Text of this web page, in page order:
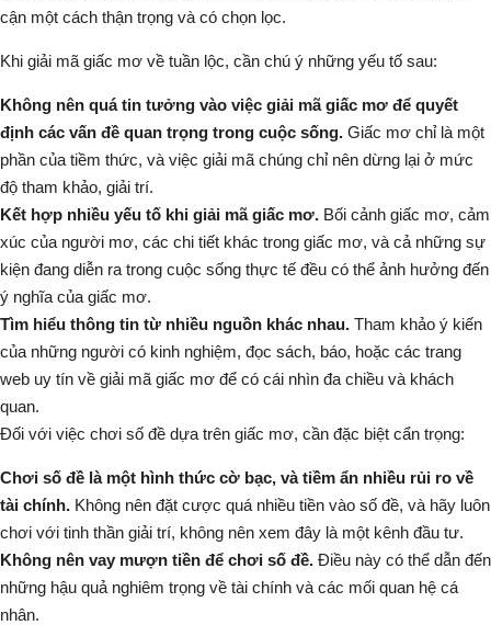
cận một cách thận trọng và có chọn lọc.
Khi giải mã giấc mơ về tuần lộc, cần chú ý những yếu tố sau:
Không nên quá tin tưởng vào việc giải mã giấc mơ để quyết
định các vấn đề quan trọng trong cuộc sống. Giấc mơ chỉ là một
phần của tiềm thức, và việc giải mã chúng chỉ nên dừng lại ở mức
độ tham khảo, giải trí.
Kết hợp nhiều yếu tố khi giải mã giấc mơ. Bối cảnh giấc mơ, cảm
xúc của người mơ, các chi tiết khác trong giấc mơ, và cả những sự
kiện đang diễn ra trong cuộc sống thực tế đều có thể ảnh hưởng đến
ý nghĩa của giấc mơ.
Tìm hiểu thông tin từ nhiều nguồn khác nhau. Tham khảo ý kiến
của những người có kinh nghiệm, đọc sách, báo, hoặc các trang
web uy tín về giải mã giấc mơ để có cái nhìn đa chiều và khách
quan.
Đối với việc chơi số đề dựa trên giấc mơ, cần đặc biệt cẩn trọng:
Chơi số đề là một hình thức cờ bạc, và tiềm ẩn nhiều rủi ro về
tài chính. Không nên đặt cược quá nhiều tiền vào số đề, và hãy luôn
chơi với tinh thần giải trí, không nên xem đây là một kênh đầu tư.
Không nên vay mượn tiền để chơi số đề. Điều này có thể dẫn đến
những hậu quả nghiêm trọng về tài chính và các mối quan hệ cá
nhân.